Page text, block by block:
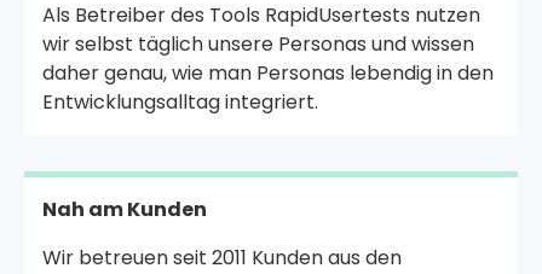
Als Betreiber des Tools RapidUsertests nutzen
wir selbst täglich unsere Personas und wissen
daher genau, wie man Personas lebendig in den
Entwicklungsalltag integriert.
Nah am Kunden
Wir betreuen seit 2011 Kunden aus den